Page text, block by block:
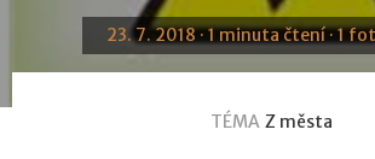
23. 7. 2018 · 1 minuta čtení · 1
TÉMA Z města